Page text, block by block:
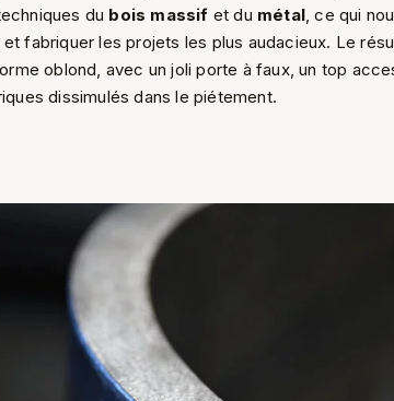
du bois massif et du métal, ce qui
fabriquer les projets les plus audacieux. Le
oblond, avec un joli porte à faux, un top
dissimulés dans le piétement.